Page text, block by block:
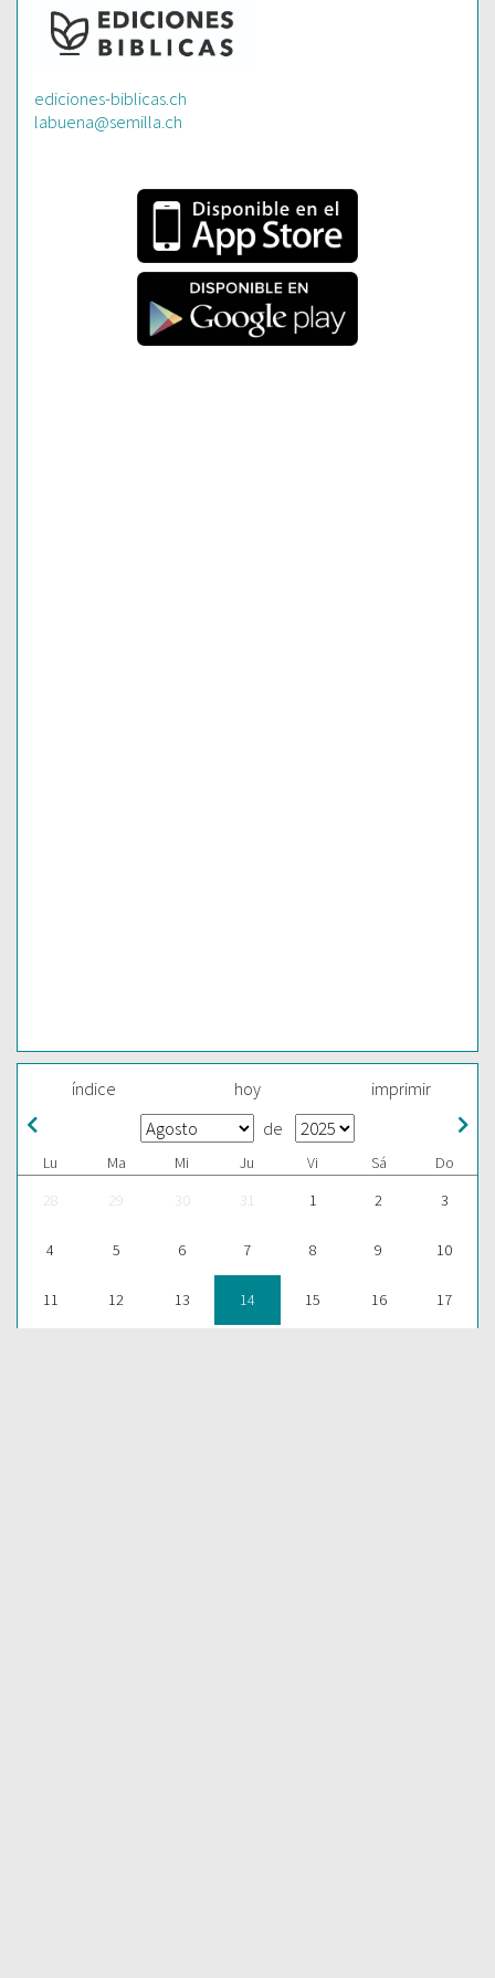
ediciones-biblicas.ch
labuena@semilla.ch
índice hoy imprimir
de
Lu Ma Mi Ju Vi Sá
Do
28
29 30 31 1 2 3
4 5 6 7 8 9 10
11 12 13 14 15 16 17